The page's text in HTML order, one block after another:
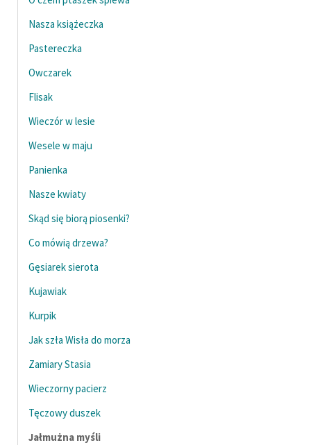
Nasza książeczka
Pastereczka
Owczarek
Flisak
Wieczór w lesie
Wesele w maju
Panienka
Nasze kwiaty
Skąd się biorą piosenki?
Co mówią drzewa?
Gęsiarek sierota
Kujawiak
Kurpik
Jak szła Wisła do morza
Zamiary Stasia
Wieczorny pacierz
Tęczowy duszek
Jałmużna myśli